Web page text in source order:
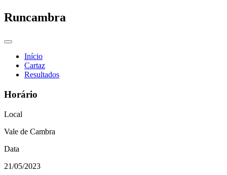
Runcambra
Início
Cartaz
Resultados
Horário
Local
Vale de Cambra
Data
21/05/2023